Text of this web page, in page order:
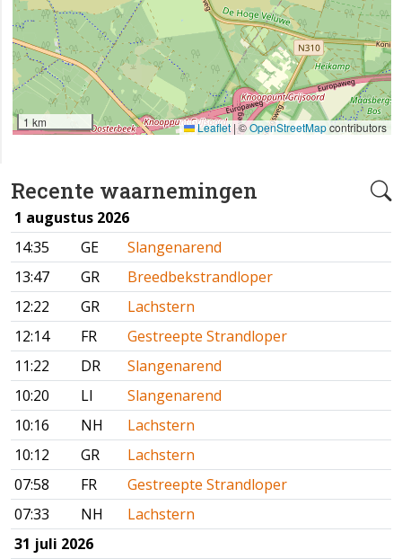
Recente waarnemingen
1 augustus 2026
14:35
GE
Slangenarend
13:47
GR
Breedbekstrandloper
12:22
GR
Lachstern
12:14
FR
Gestreepte Strandloper
11:22
DR
Slangenarend
10:20
LI
Slangenarend
10:16
NH
Lachstern
10:12
GR
Lachstern
07:58
FR
Gestreepte Strandloper
07:33
NH
Lachstern
31 juli 2026
1 km Leaflet |©OpenStreetMapcontributors